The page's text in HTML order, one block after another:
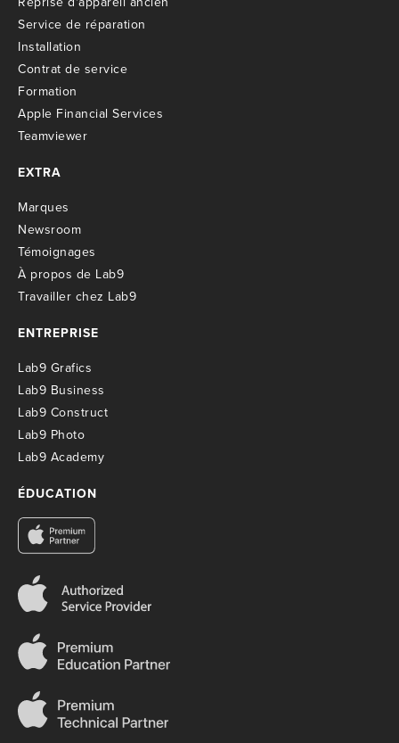
Service de réparation
Installation
Contrat de service
Formation
Apple Financial Services
Teamviewer
EXTRA
Marques
Newsroom
Témoignages
À propos de Lab9
Travailler chez Lab9
ENTREPRISE
Lab9 Grafics
Lab9 Business
Lab9 Construct
Lab9 Photo
Lab9 Academy
ÉDUCATION